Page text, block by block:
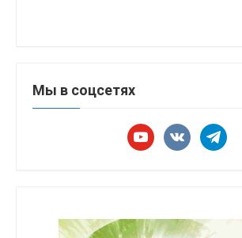
Мы в соцсетях
youtubevkontaktetelegram